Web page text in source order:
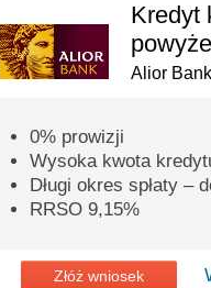
Kredyt
Alior Bank
0% prowizji
Wysoka kwota
Długi okres spłaty –
RRSO 9,15%
Złóż wniosek